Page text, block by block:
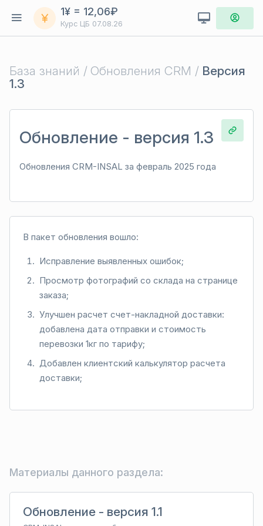
1¥ = 12,06₽
Курс ЦБ 07.08.26
База знаний / Обновления CRM / Версия
1.3
Обновление - версия 1.3
Обновления CRM-INSAL за февраль 2025 года
В пакет обновления вошло:
Исправление выявленных ошибок;
Просмотр фотографий со склада на странице
заказа;
Улучшен расчет счет-накладной доставки:
добавлена дата отправки и стоимость
перевозки 1кг по тарифу;
Добавлен клиентский калькулятор расчета
доставки;
Материалы данного раздела:
Обновление - версия 1.1